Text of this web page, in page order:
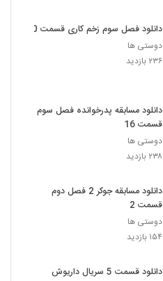
دانلود فصل سوم زخم کاری قسمت 10
دوستی ها
۲۳۶ بازدید
دانلود مسابقه پدرخوانده فصل سوم
قسمت 16
دوستی ها
۲۳۸ بازدید
دانلود مسابقه جوکر 2 فصل دوم
قسمت 2
دوستی ها
۱۵۴ بازدید
دانلود قسمت 5 سریال داریوش